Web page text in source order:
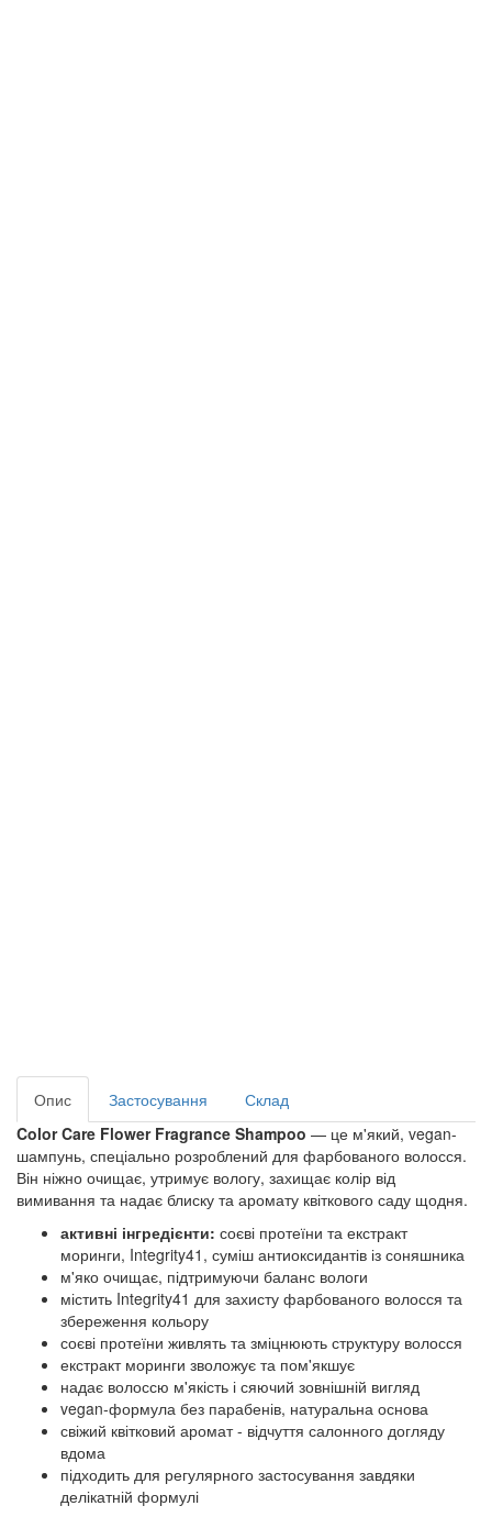
Опис Застосування
Склад
Color Care Flower Fragrance Shampoo — це м'який, vegan-
шампунь, спеціально розроблений для фарбованого волосся.
Він ніжно очищає, утримує вологу, захищає колір від
вимивання та надає блиску та аромату квіткового саду щодня.
активні інгредієнти: соєві протеїни та екстракт
моринги, Integrity41, суміш антиоксидантів із соняшника
м'яко очищає, підтримуючи баланс вологи
містить Integrity41 для захисту фарбованого волосся та
збереження кольору
соєві протеїни живлять та зміцнюють структуру волосся
екстракт моринги зволожує та пом'якшує
надає волоссю м'якість і сяючий зовнішній вигляд
vegan‑формула без парабенів, натуральна основа
свіжий квітковий аромат - відчуття салонного догляду
вдома
підходить для регулярного застосування завдяки
делікатній формулі